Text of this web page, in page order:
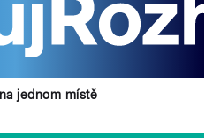
jednom místě